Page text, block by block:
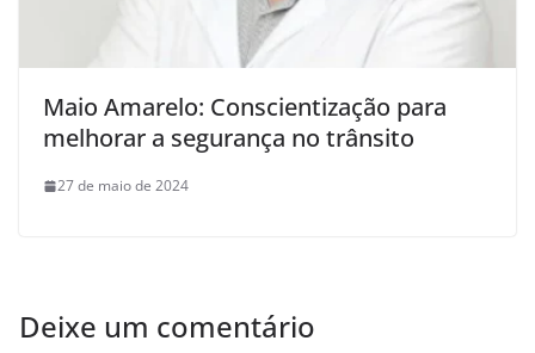
Maio Amarelo: Conscientização para
melhorar a segurança no trânsito
27 de maio de 2024
Deixe um comentário